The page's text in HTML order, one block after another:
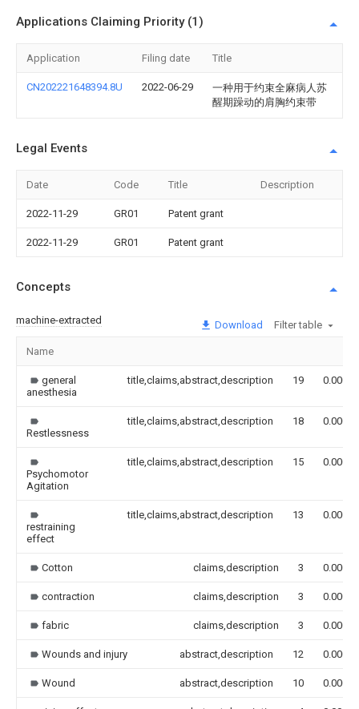
Applications Claiming Priority (1)
Application Filing date Title
CN202221648394.8U 2022-06-29
一种用于约束全麻病人苏
醒期躁动的肩胸约束带
Legal Events
Date Code Title Description
2022-11-29 GR01 Patent grant
2022-11-29 GR01 Patent grant
Concepts
machine-extracted Download Filter table
Name
general
anesthesia
title,claims,abstract,description 19 0.000
Restlessness
title,claims,abstract,description 18 0.000
Psychomotor
Agitation
title,claims,abstract,description 15 0.000
restraining
effect
title,claims,abstract,description 13 0.000
Cotton claims,description 3 0.000
contraction claims,description 3 0.000
fabric claims,description 3 0.000
Wounds and injury abstract,description 12 0.000
Wound abstract,description 10 0.000